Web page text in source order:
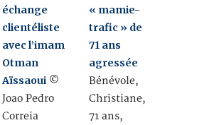
échange
clientéliste
avec l’imam
Otman
Aïssaoui ©
Joao Pedro
Correia
« mamie-
trafic » de
71 ans
agressée
Bénévole,
Christiane,
71 ans,